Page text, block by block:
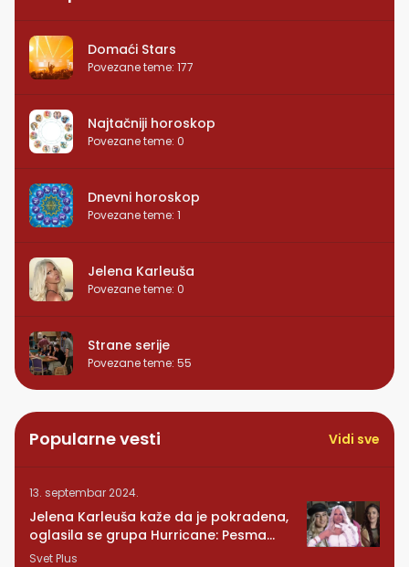
Domaći Stars
Povezane teme: 177
Najtačniji horoskop
Povezane teme: 0
Dnevni horoskop
Povezane teme: 1
Jelena Karleuša
Povezane teme: 0
Strane serije
Povezane teme: 55
Popularne vesti Vidi sve
13. septembar 2024.
Jelena Karleuša kaže da je pokradena,
oglasila se grupa Hurricane: Pesma
RUNDE je naša!
Svet Plus